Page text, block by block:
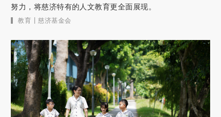
努力，将慈济特有的人文教育更全面展现。
教育 | 慈济基金会